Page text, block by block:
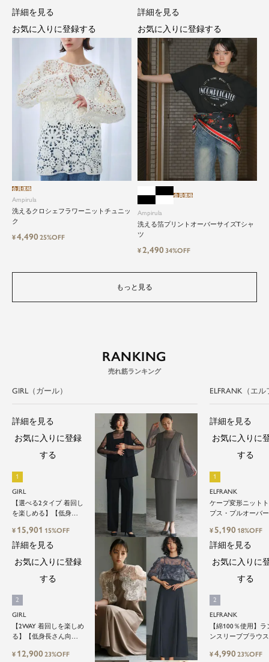
もっと見る
Ampirula
洗えるクロシェフラワーニットチュニッ
ク
会員価格
¥4,49025%OFF
詳細を見る
お気に入りに登録する
Ampirula
洗える箔プリントオーバーサイズTシャ
ツ
会員価格
¥2,49034%OFF
詳細を見る
お気に入りに登録する
RANKING
GIRL（ガール）
GIRL
【選べる2タイプ 着回し
を楽しめる】【低身長
ズ】レイヤード風ドッ
キングトップス&タイト
セットアップロング丈
結婚式ワンピースパン
ツドレスパーティード
レス
¥ 15,901 15%OFF
詳細を見る
お気に入りに登録
する
GIRL
【2WAY 着回しを楽しめ
る】【低身長さん向
ースブラウス&マーメイ
¥ 12,90023%OFF
詳細を見る
お気に入りに登録
する
ELFRANK（エ
ELFRANK
ケープ変形ニット
プス・プルオーバー
¥5,190 18%OFF
詳細を見る
お気に入りに
する
ELFRANK
【綿100％使用】ラ
ンスリーブブラウス
¥4,99023%OFF
詳細を見る
お気に入りに
する